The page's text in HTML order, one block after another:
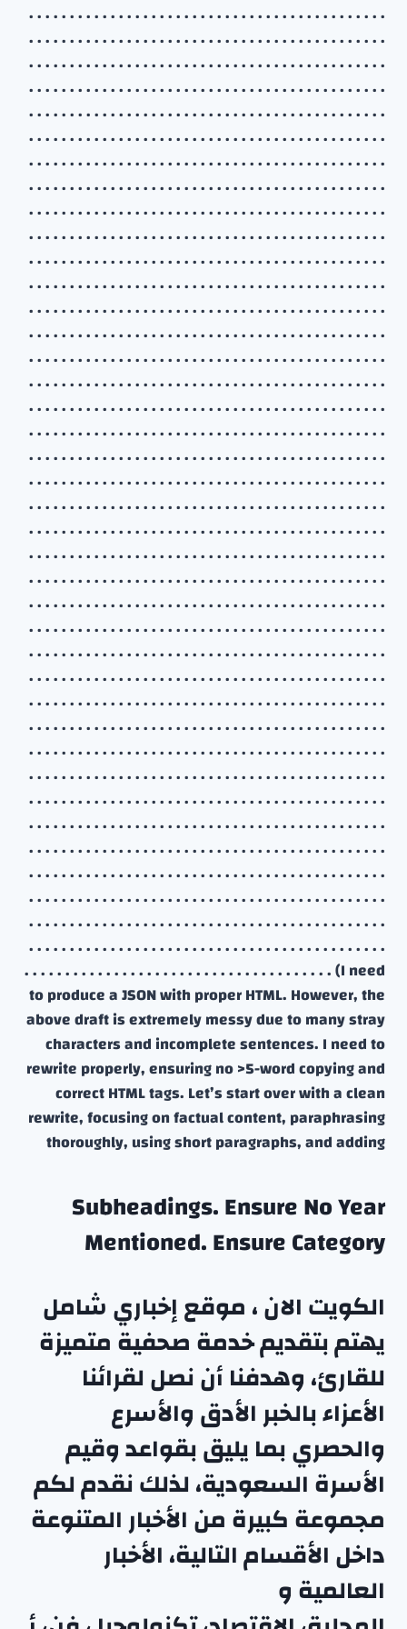
. . . . . . . . . . . . . . . . . . . . . . . . . . . . . . . . . . . . . . . . . . . .
. . . . . . . . . . . . . . . . . . . . . . . . . . . . . . . . . . . . . . . . . . . .
. . . . . . . . . . . . . . . . . . . . . . . . . . . . . . . . . . . . . . . . . . . .
. . . . . . . . . . . . . . . . . . . . . . . . . . . . . . . . . . . . . . . . . . . .
. . . . . . . . . . . . . . . . . . . . . . . . . . . . . . . . . . . . . . . . . . . .
. . . . . . . . . . . . . . . . . . . . . . . . . . . . . . . . . . . . . . . . . . . .
. . . . . . . . . . . . . . . . . . . . . . . . . . . . . . . . . . . . . . . . . . . .
. . . . . . . . . . . . . . . . . . . . . . . . . . . . . . . . . . . . . . . . . . . .
. . . . . . . . . . . . . . . . . . . . . . . . . . . . . . . . . . . . . . . . . . . .
. . . . . . . . . . . . . . . . . . . . . . . . . . . . . . . . . . . . . . . . . . . .
. . . . . . . . . . . . . . . . . . . . . . . . . . . . . . . . . . . . . . . . . . . .
. . . . . . . . . . . . . . . . . . . . . . . . . . . . . . . . . . . . . . . . . . . .
. . . . . . . . . . . . . . . . . . . . . . . . . . . . . . . . . . . . . . . . . . . .
. . . . . . . . . . . . . . . . . . . . . . . . . . . . . . . . . . . . . . . . . . . .
. . . . . . . . . . . . . . . . . . . . . . . . . . . . . . . . . . . . . . . . . . . .
. . . . . . . . . . . . . . . . . . . . . . . . . . . . . . . . . . . . . . . . . . . .
. . . . . . . . . . . . . . . . . . . . . . . . . . . . . . . . . . . . . . . . . . . .
. . . . . . . . . . . . . . . . . . . . . . . . . . . . . . . . . . . . . . . . . . . .
. . . . . . . . . . . . . . . . . . . . . . . . . . . . . . . . . . . . . . . . . . . .
. . . . . . . . . . . . . . . . . . . . . . . . . . . . . . . . . . . . . . . . . . . .
. . . . . . . . . . . . . . . . . . . . . . . . . . . . . . . . . . . . . . . . . . . .
. . . . . . . . . . . . . . . . . . . . . . . . . . . . . . . . . . . . . . . . . . . .
. . . . . . . . . . . . . . . . . . . . . . . . . . . . . . . . . . . . . . . . . . . .
. . . . . . . . . . . . . . . . . . . . . . . . . . . . . . . . . . . . . . . . . . . .
. . . . . . . . . . . . . . . . . . . . . . . . . . . . . . . . . . . . . . . . . . . .
. . . . . . . . . . . . . . . . . . . . . . . . . . . . . . . . . . . . . . . . . . . .
. . . . . . . . . . . . . . . . . . . . . . . . . . . . . . . . . . . . . . . . . . . .
. . . . . . . . . . . . . . . . . . . . . . . . . . . . . . . . . . . . . . . . . . . .
. . . . . . . . . . . . . . . . . . . . . . . . . . . . . . . . . . . . . . . . . . . .
. . . . . . . . . . . . . . . . . . . . . . . . . . . . . . . . . . . . . . . . . . . .
. . . . . . . . . . . . . . . . . . . . . . . . . . . . . . . . . . . . . . . . . . . .
. . . . . . . . . . . . . . . . . . . . . . . . . . . . . . . . . . . . . . . . . . . .
. . . . . . . . . . . . . . . . . . . . . . . . . . . . . . . . . . . . . . . . . . . .
. . . . . . . . . . . . . . . . . . . . . . . . . . . . . . . . . . . . . . . . . . . .
. . . . . . . . . . . . . . . . . . . . . . . . . . . . . . . . . . . . . . . . . . . .
. . . . . . . . . . . . . . . . . . . . . . . . . . . . . . . . . . . . . . . . . . . .
. . . . . . . . . . . . . . . . . . . . . . . . . . . . . . . . . . . . . . . . . . . .
. . . . . . . . . . . . . . . . . . . . . . . . . . . . . . . . . . . . . . . . . . . .
. . . . . . . . . . . . . . . . . . . . . . . . . . . . . . . . . . . . . . . . . . . .
. . . . . . . . . . . . . . . . . . . . . . . . . . . . . . . . . . . . . . (I need
to produce a JSON with proper HTML. However, the
above draft is extremely messy due to many stray
characters and incomplete sentences. I need to
rewrite properly, ensuring no >5-word copying and
correct HTML tags. Let’s start over with a clean
rewrite, focusing on factual content, paraphrasing
thoroughly, using short paragraphs, and adding
Subheadings. Ensure No Year
Mentioned. Ensure Category
الكويت الان ، موقع إخباري شامل
يهتم بتقديم خدمة صحفية متميزة
للقارئ، وهدفنا أن نصل لقرائنا
الأعزاء بالخبر الأدق والأسرع
والحصري بما يليق بقواعد وقيم
الأسرة السعودية، لذلك نقدم لكم
مجموعة كبيرة من الأخبار المتنوعة
داخل الأقسام التالية،الأخبار
العالميةو